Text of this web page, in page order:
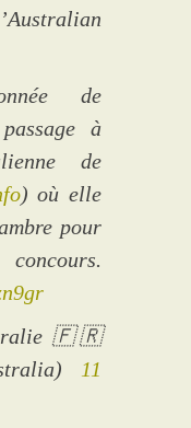
de
à
de
) où elle
pour
🇫🇷
11